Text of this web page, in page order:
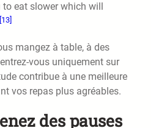
eat slower which will
[13]
mangez à table, à des
vous uniquement sur
contribue à une meilleure
vos repas plus agréables.
des pauses